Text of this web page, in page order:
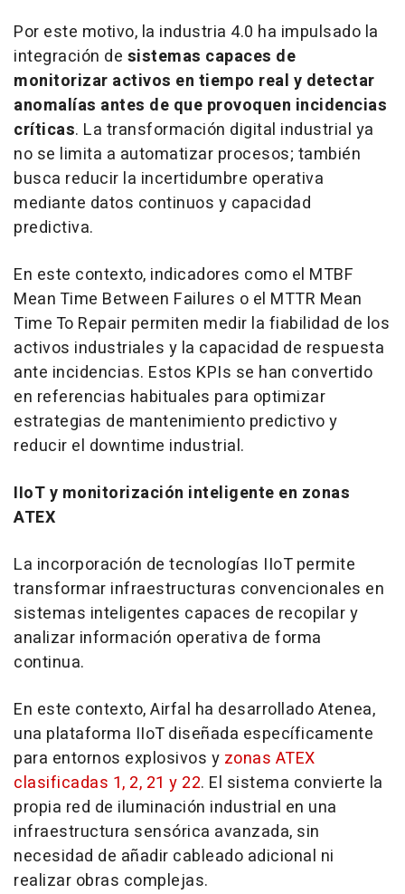
Por este motivo, la industria 4.0 ha impulsado la
integración de sistemas capaces de
monitorizar activos en tiempo real y detectar
anomalías antes de que provoquen incidencias
críticas. La transformación digital industrial ya
no se limita a automatizar procesos; también
busca reducir la incertidumbre operativa
mediante datos continuos y capacidad
predictiva.
En este contexto, indicadores como el MTBF
Mean Time Between Failures o el MTTR Mean
Time To Repair permiten medir la fiabilidad de los
activos industriales y la capacidad de respuesta
ante incidencias. Estos KPIs se han convertido
en referencias habituales para optimizar
estrategias de mantenimiento predictivo y
reducir el downtime industrial.
IIoT y monitorización inteligente en zonas
ATEX
La incorporación de tecnologías IIoT permite
transformar infraestructuras convencionales en
sistemas inteligentes capaces de recopilar y
analizar información operativa de forma
continua.
En este contexto, Airfal ha desarrollado Atenea,
una plataforma IIoT diseñada específicamente
para entornos explosivos y zonas ATEX
clasificadas 1, 2, 21 y 22. El sistema convierte la
propia red de iluminación industrial en una
infraestructura sensórica avanzada, sin
necesidad de añadir cableado adicional ni
realizar obras complejas.